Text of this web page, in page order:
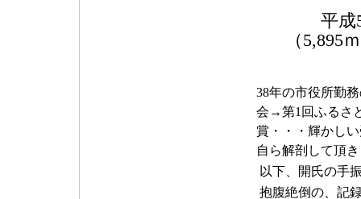
平成5
（5,895
38年の市役所勤
会→第1回ふるさ
賞・・・輝かし
自ら解剖して頂
以下、開氏の手
抱腹絶倒の、記